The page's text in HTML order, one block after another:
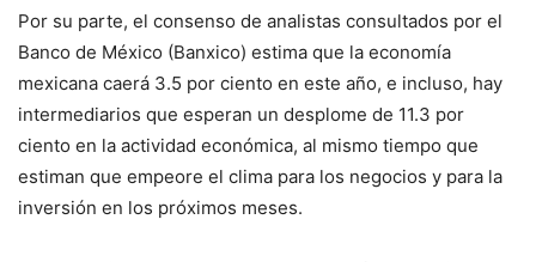
Por su parte, el consenso de analistas consultados por el
Banco de México (Banxico) estima que la economía
mexicana caerá 3.5 por ciento en este año, e incluso, hay
intermediarios que esperan un desplome de 11.3 por
ciento en la actividad económica, al mismo tiempo que
estiman que empeore el clima para los negocios y para la
inversión en los próximos meses.